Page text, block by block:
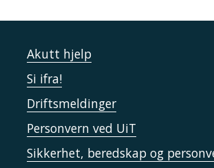
Akutt hjelp
Si ifra!
Driftsmeldinger
Personvern ved UiT
Sikkerhet, beredskap og